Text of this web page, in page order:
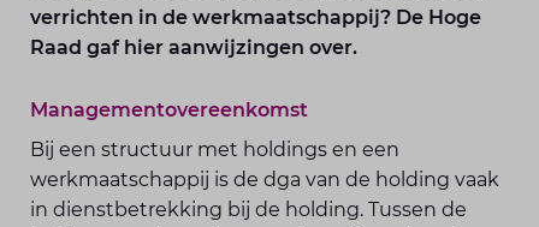
verrichten in de werkmaatschappij? De Hoge
Raad gaf hier aanwijzingen over.
Managementovereenkomst
Bij een structuur met holdings en een
werkmaatschappij is de dga van de holding vaak
in dienstbetrekking bij de holding. Tussen de